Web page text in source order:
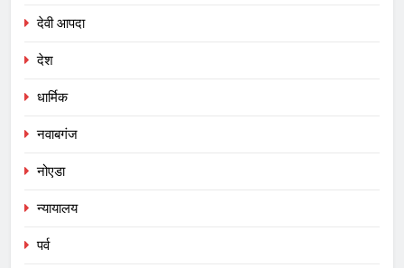
देवी आपदा
देश
धार्मिक
नवाबगंज
नोएडा
न्यायालय
पर्व